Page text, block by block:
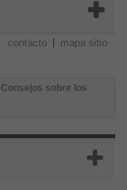
contacto mapa sitio
Consejos sobre los